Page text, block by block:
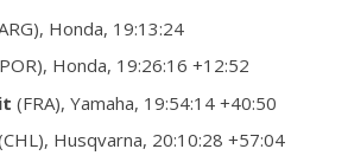
Honda, 19:13:24
Honda, 19:26:16 +12:52
(FRA), Yamaha, 19:54:14 +40:50
Husqvarna, 20:10:28 +57:04